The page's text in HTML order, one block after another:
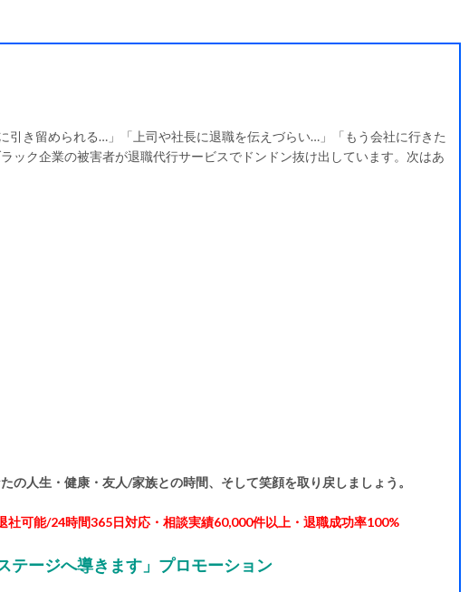
き留められる…」「上司や社長に退職を伝えづらい…」「もう会社に行きた
ック企業の被害者が退職代行サービスでドンドン抜け出しています。次はあ
の人生・健康・友人/家族との時間、そして笑顔を取り戻しましょう。
可能/24時間365日対応・相談実績60,000件以上・退職成功率100%
テージへ導きます」プロモーション